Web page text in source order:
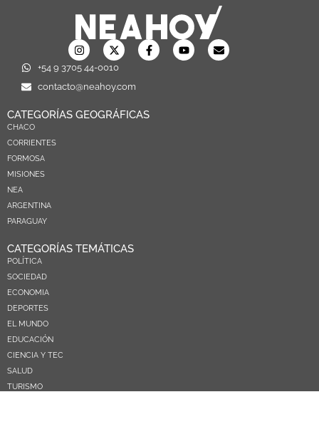
+54 9 3705 44-0010
contacto@neahoy.com
CATEGORÍAS GEOGRÁFICAS
CHACO
CORRIENTES
FORMOSA
MISIONES
NEA
ARGENTINA
PARAGUAY
CATEGORÍAS TEMÁTICAS
POLÍTICA
SOCIEDAD
ECONOMIA
DEPORTES
EL MUNDO
EDUCACIÓN
CIENCIA Y TEC
SALUD
TURISMO